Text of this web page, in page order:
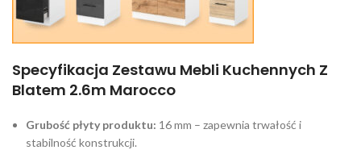
Specyfikacja Zestawu Mebli Kuchennych Z
Blatem 2.6m Marocco
Grubość płyty produktu: 16 mm – zapewnia trwałość i
stabilność konstrukcji.